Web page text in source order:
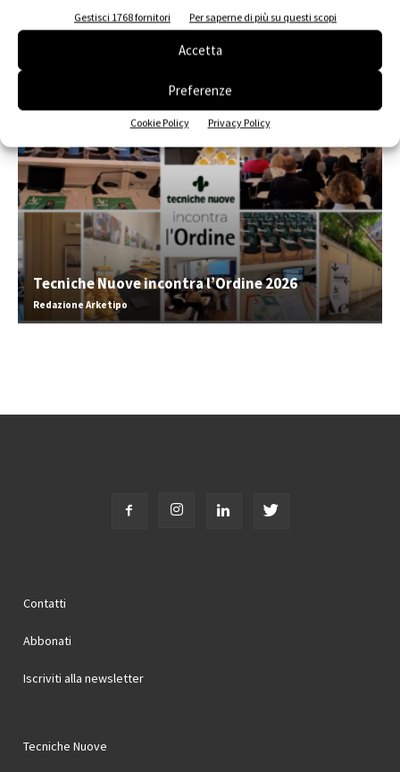
Gestisci 1768 fornitori Per saperne di più su questi scopi
Accetta
Preferenze
Cookie Policy Privacy Policy
Tecniche Nuove incontra l’Ordine 2026
Redazione Arketipo
Contatti
Abbonati
Iscriviti alla newsletter
Tecniche Nuove